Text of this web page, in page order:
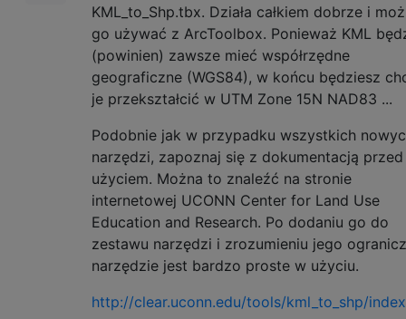
KML_to_Shp.tbx. Działa całkiem dobrze i
go używać z ArcToolbox. Ponieważ KML
(powinien) zawsze mieć współrzędne
geograficzne (WGS84), w końcu będziesz
je przekształcić w UTM Zone 15N NAD83 ...
Podobnie jak w przypadku wszystkich
narzędzi, zapoznaj się z dokumentacją przed
użyciem. Można to znaleźć na stronie
internetowej UCONN Center for Land Use
Education and Research. Po dodaniu go do
zestawu narzędzi i zrozumieniu jego
narzędzie jest bardzo proste w użyciu.
http://clear.uconn.edu/tools/kml_to_shp/